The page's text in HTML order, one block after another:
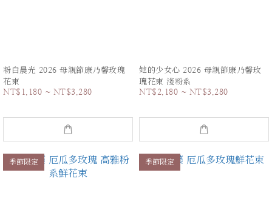
粉白晨光 2026 母親節康乃馨玫瑰
花束
NT$1,180 ~ NT$3,280
她的少女心 2026 母親節康乃馨玫
瑰花束 淺粉系
NT$2,180 ~ NT$3,280
季節限定 季節限定